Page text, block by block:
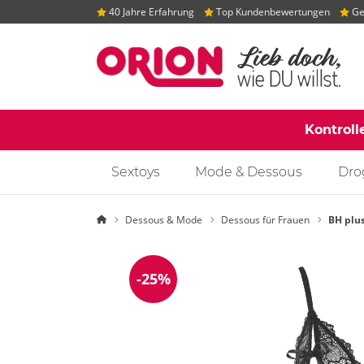
40 Jahre Erfahrung Top Kundenbewertungen
Sextoys Mode & Dessous
StartseiteDessous & Mode Dessous für Frauen BH
Reduzierung
-25%